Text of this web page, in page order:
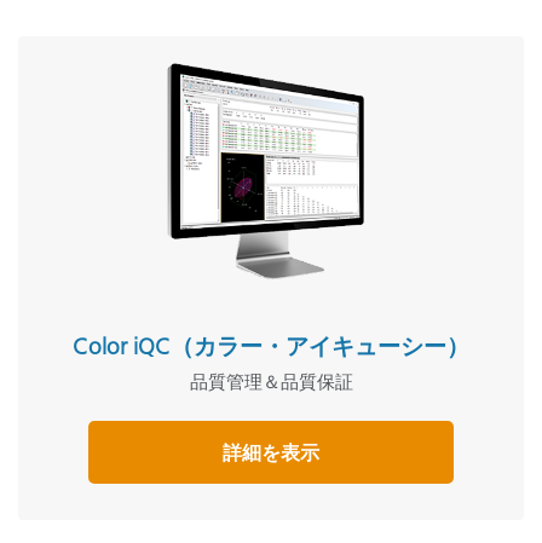
Color iQC（カラー・アイキューシー）
品質管理＆品質保証
詳細を表示